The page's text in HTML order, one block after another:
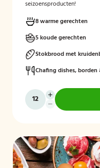
seizoensproducten!
8 warme gerechten
5 koude gerechten
Stokbrood met
Chafing dishes, borden